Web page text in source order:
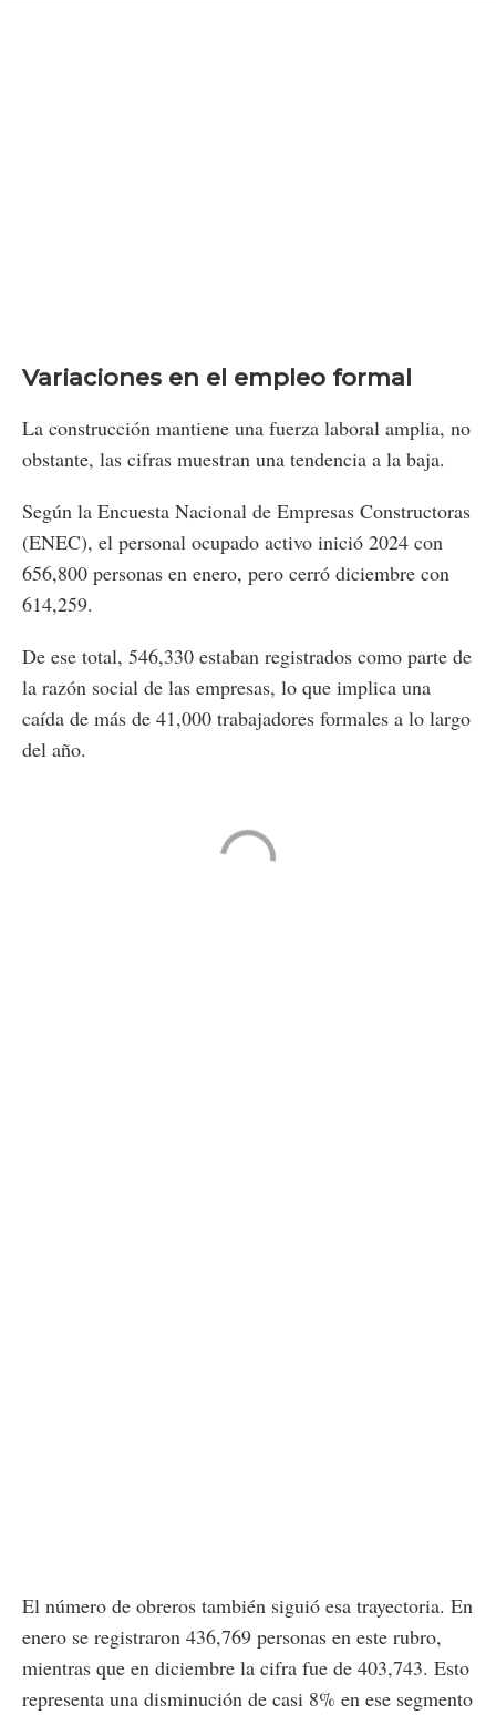
Variaciones en el empleo formal
La construcción mantiene una fuerza laboral amplia, no
obstante, las cifras muestran una tendencia a la baja.
Según la Encuesta Nacional de Empresas Constructoras
(ENEC), el personal ocupado activo inició 2024 con
656,800 personas en enero, pero cerró diciembre con
614,259.
De ese total, 546,330 estaban registrados como parte de
la razón social de las empresas, lo que implica una
caída de más de 41,000 trabajadores formales a lo largo
del año​.
El número de obreros también siguió esa trayectoria. En
enero se registraron 436,769 personas en este rubro,
mientras que en diciembre la cifra fue de 403,743. Esto
representa una disminución de casi 8% en ese segmento